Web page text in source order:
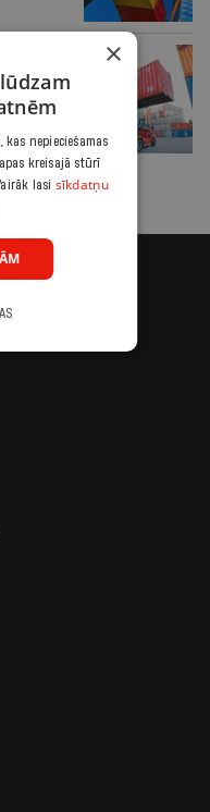
×
nepieciešamas
kreisajā stūrī
lasi sīkdatņu